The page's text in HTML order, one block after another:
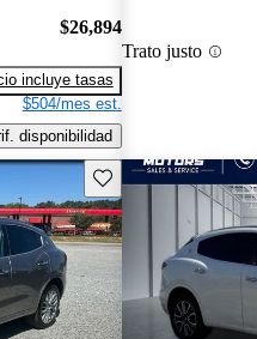
$26,894
incluye tasas
$504/mes est.
disponibilidad
Trato justo
Guarda este Aviso